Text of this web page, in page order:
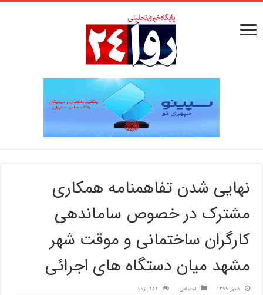
نهایی شدن تفاهمنامه همکاری
مشترک در خصوص ساماندهی
کارگران ساختمانی و موقت شهر
مشهد میان دستگاه های اجرائی
8 مهر 1399 اجتماعی 251 بازدید